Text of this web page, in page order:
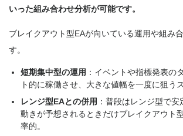
いった組み合わせ分析が可能です。
ブレイクアウト型EAが向いている運用や組み
す。
短期集中型の運用 ：イベントや指標発表の
ト的に稼働させ、大きな値幅を一度に狙う
レンジ型EAとの併用 ：普段はレンジ型で
動きが予想されるときだけブレイクアウト
率的。